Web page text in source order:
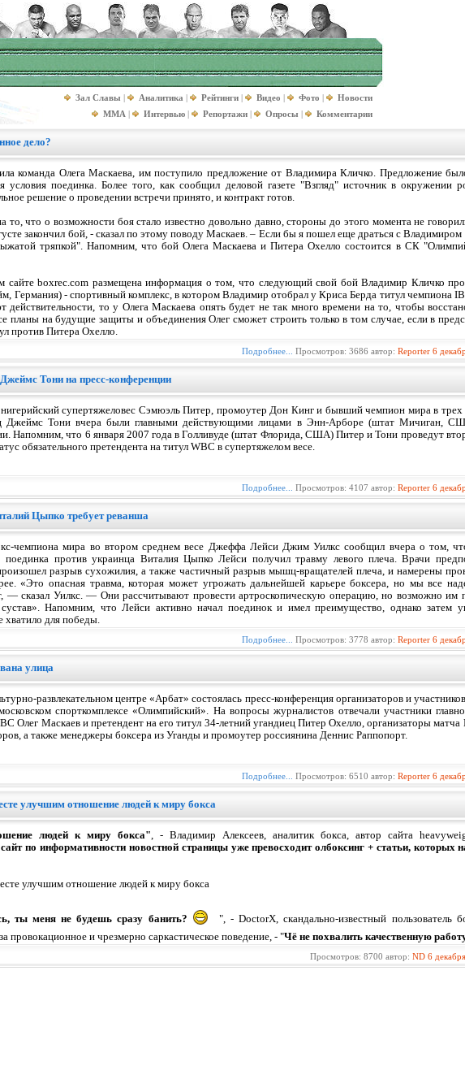
Зал Славы | Аналитика | Рейтинги | Видео | Фото |
Новости
MMA | Интервью | Репортажи | Опросы | Комментарии
дело?
команда Олега Маскаева, им поступило предложение от Владимира Кличко. Предложение
условия поединка. Более того, как сообщил деловой газете "Взгляд" источник в окружении
решение о проведении встречи принято, и контракт готов.
то, что о возможности боя стало известно довольно давно, стороны до этого момента не
закончил бой, - сказал по этому поводу Маскаев. – Если бы я пошел еще драться с
тряпкой". Напомним, что бой Олега Маскаева и Питера Охелло состоится в СК
сайте boxrec.com размещена информация о том, что следующий свой бой Владимир Кличко
Германия) - спортивный комплекс, в котором Владимир отобрал у Криса Берда титул чемпиона
действительности, то у Олега Маскаева опять будет не так много времени на то, чтобы
планы на будущие защиты и объединения Олег сможет строить только в том случае, если в
против Питера Охелло.
Подробнее... Просмотров: 3686 автор: Reporter 6
Тони на пресс-конференции
супертяжеловес Сэмюэль Питер, промоутер Дон Кинг и бывший чемпион мира в трех
Джеймс Тони вчера были главными действующими лицами в Энн-Арборе (штат Мичиган,
Напомним, что 6 января 2007 года в Голливуде (штат Флорида, США) Питер и Тони проведут
обязательного претендента на титул WBC в супертяжелом весе.
Подробнее... Просмотров: 4107 автор: Reporter 6
Цыпко требует реванша
чемпиона мира во втором среднем весе Джеффа Лейси Джим Уилкс сообщил вчера о том,
поединка против украинца Виталия Цыпко Лейси получил травму левого плеча. Врачи
разрыв сухожилия, а также частичный разрыв мышц-вращателей плеча, и намерены
«Это опасная травма, которая может угрожать дальнейшей карьере боксера, но мы все
— сказал Уилкс. — Они рассчитывают провести артроскопическую операцию, но возможно им
Напомним, что Лейси активно начал поединок и имел преимущество, однако затем
хватило для победы.
Подробнее... Просмотров: 3778 автор: Reporter 6
улица
развлекательном центре «Арбат» состоялась пресс-конференция организаторов и
спорткомплексе «Олимпийский». На вопросы журналистов отвечали участники
Олег Маскаев и претендент на его титул 34-летний угандиец Питер Охелло, организаторы
а также менеджеры боксера из Уганды и промоутер россиянина Деннис Раппопорт.
Подробнее... Просмотров: 6510 автор: Reporter 6
улучшим отношение людей к миру бокса
людей к миру бокса", - Владимир Алексеев, аналитик бокса, автор сайта
по информативности новостной страницы уже превосходит олбоксинг + статьи, которых
ты меня не будешь сразу банить?
", - DoctorX, скандально-известный пользователь
провокационное и чрезмерно саркастическое поведение, - "Чё не похвалить качественную
Просмотров: 8700 автор: ND 6